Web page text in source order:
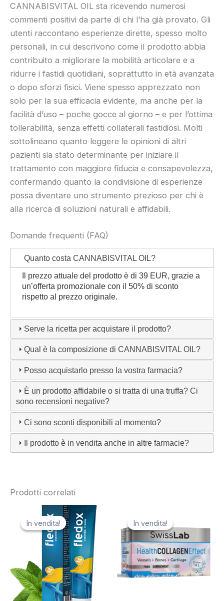
CANNABISVITAL OIL sta ricevendo numerosi
commenti positivi da parte di chi l’ha già provato. Gli
utenti raccontano esperienze dirette, spesso molto
personali, in cui descrivono come il prodotto abbia
contribuito a migliorare la mobilità articolare e a
ridurre i fastidi quotidiani, soprattutto in età avanzata
o dopo sforzi fisici. Viene spesso apprezzato non
solo per la sua efficacia evidente, ma anche per la
facilità d’uso – poche gocce al giorno – e per l’ottima
tollerabilità, senza effetti collaterali fastidiosi. Molti
sottolineano quanto leggere le opinioni di altri
pazienti sia stato determinante per iniziare il
trattamento con maggiore fiducia e consapevolezza,
confermando quanto la condivisione di esperienze
possa diventare uno strumento prezioso per chi è
alla ricerca di soluzioni naturali e affidabili.
Domande frequenti (FAQ)
Quanto costa CANNABISVITAL OIL?
Il prezzo attuale del prodotto è di 39 EUR, grazie a
un’offerta promozionale con il 50% di sconto
rispetto al prezzo originale.
Serve la ricetta per acquistare il prodotto?
Qual è la composizione di CANNABISVITAL OIL?
Posso acquistarlo presso la vostra farmacia?
È un prodotto affidabile o si tratta di una truffa? Ci
sono recensioni negative?
Ci sono sconti disponibili al momento?
Il prodotto è in vendita anche in altre farmacie?
Prodotti correlati
In vendita!
In vendita! In vendita!
In vendita!